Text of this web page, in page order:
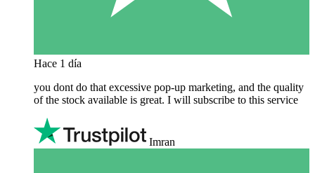
Hace 1 día
you dont do that excessive pop-up marketing, and the quality
of the stock available is great. I will subscribe to this service
Imran